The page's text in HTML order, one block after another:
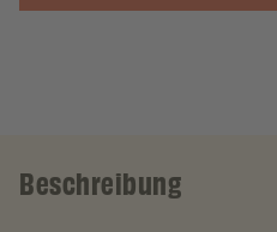
Beschreibung